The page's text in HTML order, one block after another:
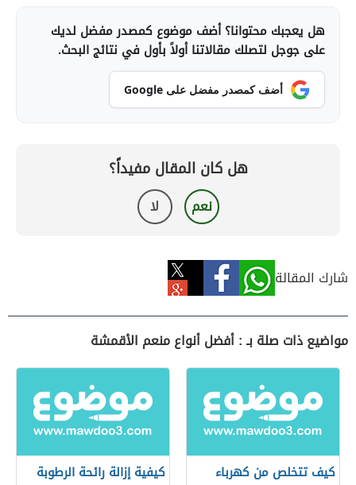
هل يعجبك محتوانا؟ أضف موضوع كمصدر مفضل لديك
على جوجل لتصلك مقالاتنا أولاً بأول في نتائج البحث.
أضف كمصدر مفضل على Google
هل كان المقال مفيداً؟
نعم لا
شارك المقالة
مواضيع ذات صلة بـ : أفضل أنواع منعم الأقمشة
كيف تتخلص من كهرباء
كيفية إزالة رائحة الرطوبة